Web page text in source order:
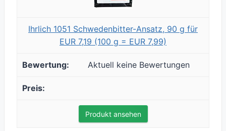
Ihrlich 1051 Schwedenbitter-Ansatz, 90 g für
EUR 7,19 (100 g = EUR 7,99)
Aktuell keine Bewertungen
Produkt ansehen